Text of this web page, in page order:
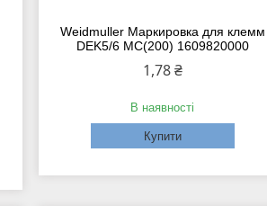
Weidmuller Маркировка для клемм
DEK5/6 MC(200) 1609820000
1,78 ₴
В наявності
Купити